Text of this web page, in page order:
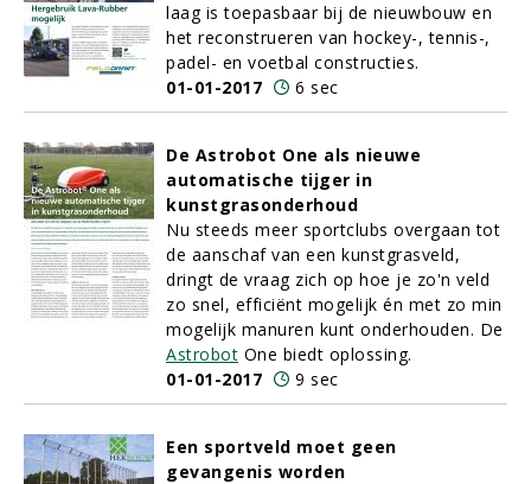
laag is toepasbaar bij de nieuwbouw en
het reconstrueren van hockey-, tennis-,
padel- en voetbal constructies.
01-01-2017
6 sec
De Astrobot One als nieuwe
automatische tijger in
kunstgrasonderhoud
Nu steeds meer sportclubs overgaan tot
de aanschaf van een kunstgrasveld,
dringt de vraag zich op hoe je zo'n veld
zo snel, efficiënt mogelijk én met zo min
mogelijk manuren kunt onderhouden. De
Astrobot One biedt oplossing.
01-01-2017
9 sec
Een sportveld moet geen
gevangenis worden